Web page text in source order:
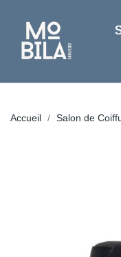
Accueil Salon de